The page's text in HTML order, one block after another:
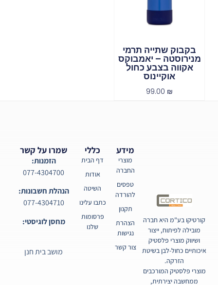
בקבוק שתייה תרמי
מנירוסטה – יאמבוקס
אקווה בצבע כחול
אוקיינוס
99.00 ₪
קורטיקו בע"מ היא חברה
מובילה לפיתוח, ייצור
ושיווק מוצרי פלסטיק
איכותיים כחול-לבן בשיטת
הזרקה.
מוצרי פלסטיק המורכבים
ממחשבה יצירתית,
כללי
דף הבית
אודות
השיטה
כתבו עלינו
פרסומות
שלנו
מידע
מוצרי
החברה
טפסים
להורדה
תקנון
הצהרת
נגישות
צור קשר
שמרו על קשר
הזמנות:
077-4304700
הנהלת חשבונות:
077-4304710
מחסן לוגיסטי:
מושב בית חנן